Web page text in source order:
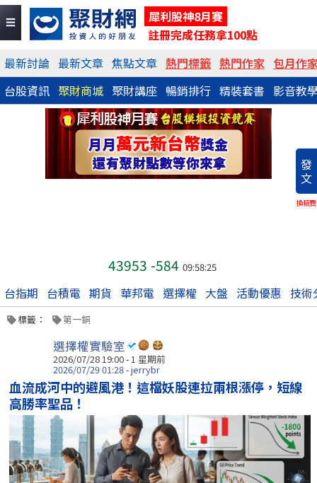
犀利股神8月賽
註冊完成任務拿100點
最新討論 最新文章 焦點文章 熱門標籤 熱門作家 包月作
台股資訊 聚財商城 聚財講座 暢銷排行 精裝套書 影音教
發
文
換稿費
43953 -584 09:58:25
台指期 台積電 期貨 華邦電 選擇權 大盤 活動優惠 技術
標籤： 第一銅
選擇權實驗室
2026/07/28 19:00 - 1 星期前
2026/07/29 01:28 - jerrybr
血流成河中的避風港！這檔妖股連拉兩根漲停，短線
高勝率聖品！